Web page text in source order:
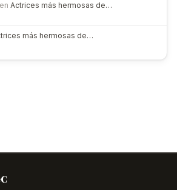
en Actrices más hermosas de…
más hermosas de…